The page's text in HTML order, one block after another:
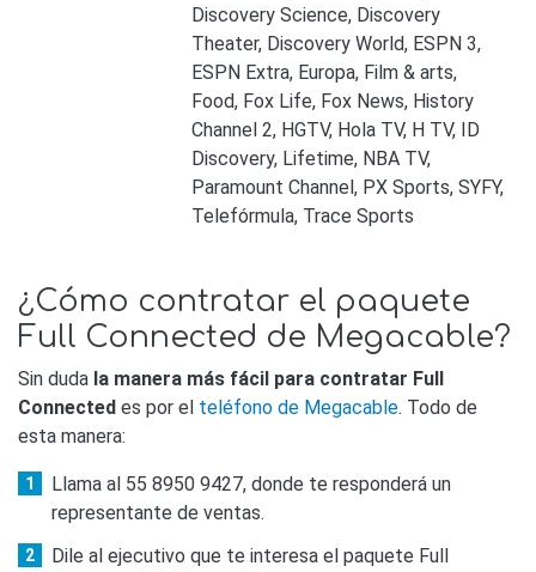
Discovery Science, Discovery
Theater, Discovery World, ESPN 3,
ESPN Extra, Europa, Film & arts,
Food, Fox Life, Fox News, History
Channel 2, HGTV, Hola TV, H TV, ID
Discovery, Lifetime, NBA TV,
Paramount Channel, PX Sports, SYFY,
Telefórmula, Trace Sports
¿Cómo contratar el paquete
Full Connected de Megacable?
Sin duda la manera más fácil para contratar Full
Connected es por el teléfono de Megacable. Todo de
esta manera:
Llama al 55 8950 9427, donde te responderá un
representante de ventas.
Dile al ejecutivo que te interesa el paquete Full